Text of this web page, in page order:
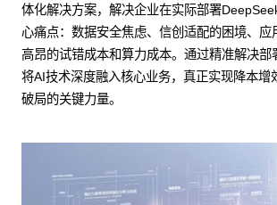
体化解决方案，解决企业在实际部署
心痛点：数据安全焦虑、信创适配的困境、应
高昂的试错成本和算力成本。通过精准解决部
将AI技术深度融入核心业务，真正实现降本增
破局的关键力量。